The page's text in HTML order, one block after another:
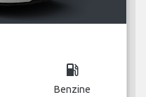
local_gas_station
Benzine